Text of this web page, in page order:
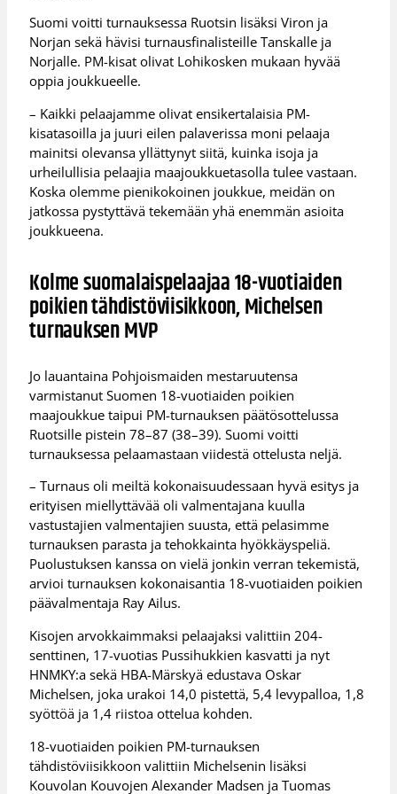
Suomi voitti turnauksessa Ruotsin lisäksi Viron ja
Norjan sekä hävisi turnausfinalisteille Tanskalle ja
Norjalle. PM-kisat olivat Lohikosken mukaan hyvää
oppia joukkueelle.
– Kaikki pelaajamme olivat ensikertalaisia PM-
kisatasoilla ja juuri eilen palaverissa moni pelaaja
mainitsi olevansa yllättynyt siitä, kuinka isoja ja
urheilullisia pelaajia maajoukkuetasolla tulee vastaan.
Koska olemme pienikokoinen joukkue, meidän on
jatkossa pystyttävä tekemään yhä enemmän asioita
joukkueena.
Kolme suomalaispelaajaa 18-vuotiaiden
poikien tähdistöviisikkoon, Michelsen
turnauksen MVP
Jo lauantaina Pohjoismaiden mestaruutensa
varmistanut Suomen 18-vuotiaiden poikien
maajoukkue taipui PM-turnauksen päätösottelussa
Ruotsille pistein 78–87 (38–39). Suomi voitti
turnauksessa pelaamastaan viidestä ottelusta neljä.
– Turnaus oli meiltä kokonaisuudessaan hyvä esitys ja
erityisen miellyttävää oli valmentajana kuulla
vastustajien valmentajien suusta, että pelasimme
turnauksen parasta ja tehokkainta hyökkäyspeliä.
Puolustuksen kanssa on vielä jonkin verran tekemistä,
arvioi turnauksen kokonaisantia 18-vuotiaiden poikien
päävalmentaja Ray Ailus.
Kisojen arvokkaimmaksi pelaajaksi valittiin 204-
senttinen, 17-vuotias Pussihukkien kasvatti ja nyt
HNMKY:a sekä HBA-Märskyä edustava Oskar
Michelsen, joka urakoi 14,0 pistettä, 5,4 levypalloa, 1,8
syöttöä ja 1,4 riistoa ottelua kohden.
18-vuotiaiden poikien PM-turnauksen
tähdistöviisikkoon valittiin Michelsenin lisäksi
Kouvolan Kouvojen Alexander Madsen ja Tuomas